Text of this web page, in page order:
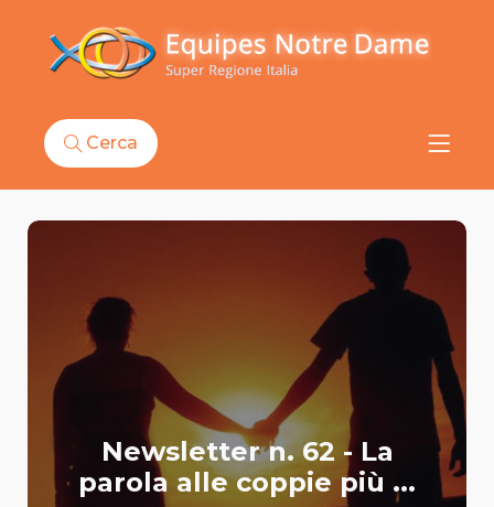
Cerca
Newsletter n. 62 - La
parola alle coppie più ...